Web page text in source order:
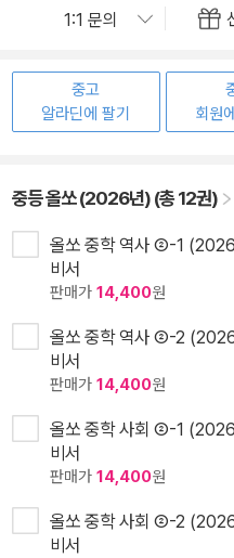
중고
알라딘에 팔기
회원
중등 올쏘 (2026년) (총 12권)
올쏘 중학 역사 ②-1
비서
판매가 14,400원
올쏘 중학 역사 ②-2
비서
판매가 14,400원
올쏘 중학 사회 ②-1
비서
판매가 14,400원
올쏘 중학 사회 ②-2
비서